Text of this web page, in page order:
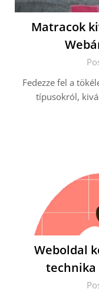
Matracok
Fedezze fel a
típusokról,
Weboldal
technika